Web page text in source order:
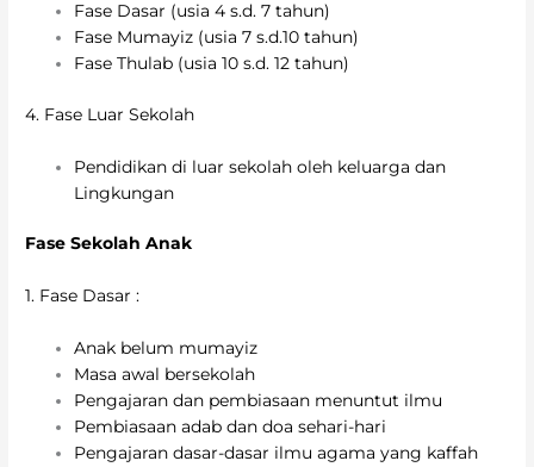
Fase Dasar (usia 4 s.d. 7 tahun)
Fase Mumayiz (usia 7 s.d.10 tahun)
Fase Thulab (usia 10 s.d. 12 tahun)
4. Fase Luar Sekolah
Pendidikan di luar sekolah oleh keluarga dan
Lingkungan
Fase Sekolah Anak
1. Fase Dasar :
Anak belum mumayiz
Masa awal bersekolah
Pengajaran dan pembiasaan menuntut ilmu
Pembiasaan adab dan doa sehari-hari
Pengajaran dasar-dasar ilmu agama yang kaffah